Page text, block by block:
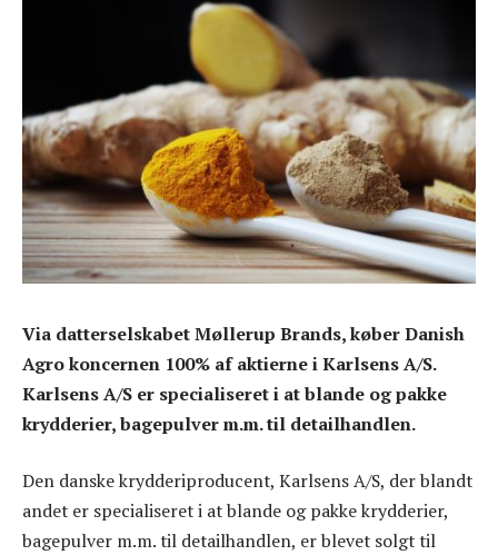
Via datterselskabet Møllerup Brands, køber Danish
Agro koncernen 100% af aktierne i Karlsens A/S.
Karlsens A/S er specialiseret i at blande og pakke
krydderier, bagepulver m.m. til detailhandlen.
Den danske krydderiproducent, Karlsens A/S, der blandt
andet er specialiseret i at blande og pakke krydderier,
bagepulver m.m. til detailhandlen, er blevet solgt til